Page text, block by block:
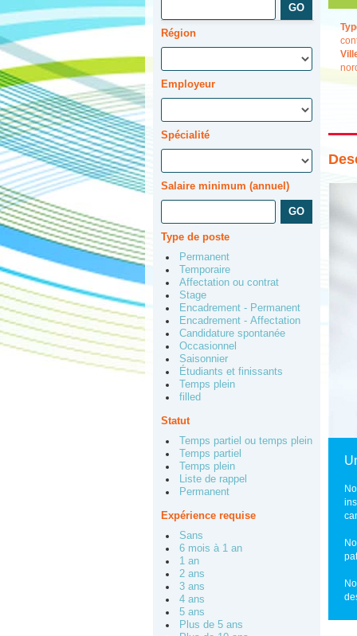
Région
Employeur
Spécialité
Salaire minimum (annuel)
Type de poste
Permanent
Temporaire
Affectation ou contrat
Stage
Encadrement - Permanent
Encadrement - Affectation
Candidature spontanée
Occasionnel
Saisonnier
Étudiants et finissants
Temps plein
filled
Statut
Temps partiel ou temps plein
Temps partiel
Temps plein
Liste de rappel
Permanent
Expérience requise
Sans
6 mois à 1 an
1 an
2 ans
3 ans
4 ans
5 ans
Plus de 5 ans